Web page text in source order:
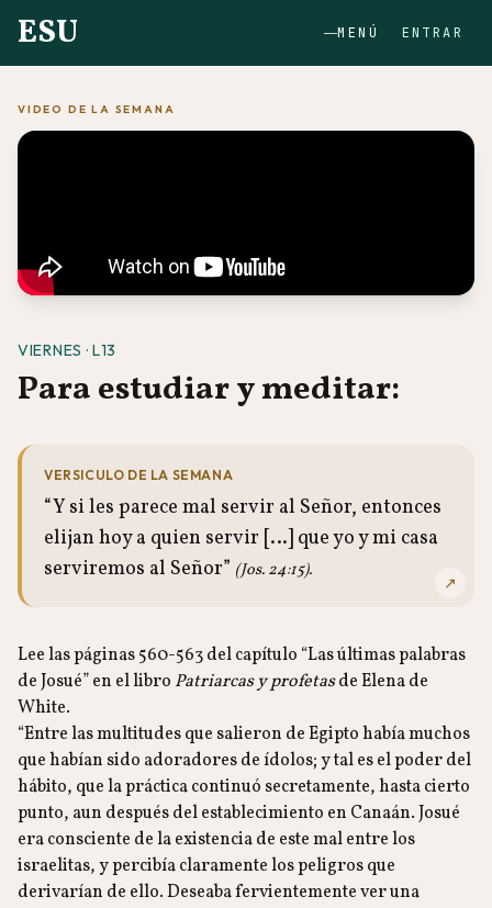
ESU MENÚ ENTRAR
VIDEO DE LA SEMANA
VIERNES · L13
Para estudiar y meditar:
VERSICULO DE LA SEMANA
“Y si les parece mal servir al Señor, entonces
elijan hoy a quien servir […] que yo y mi casa
serviremos al Señor” (Jos. 24:15).
↗
Lee las páginas 560-563 del capítulo “Las últimas palabras
de Josué” en el libro Patriarcas y profetasde Elena de
White.
“Entre las multitudes que salieron de Egipto había muchos
que habían sido adoradores de ídolos; y tal es el poder del
hábito, que la práctica continuó secretamente, hasta cierto
punto, aun después del establecimiento en Canaán. Josué
era consciente de la existencia de este mal entre los
israelitas, y percibía claramente los peligros que
derivarían de ello. Deseaba fervientemente ver una